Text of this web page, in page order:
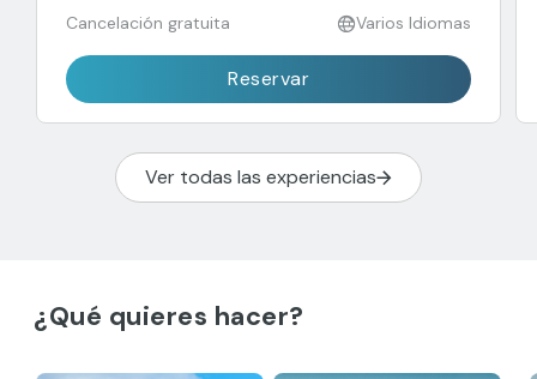
Cancelación gratuita Varios Idiomas
Reservar
Ver todas las experiencias
¿Qué quieres hacer?